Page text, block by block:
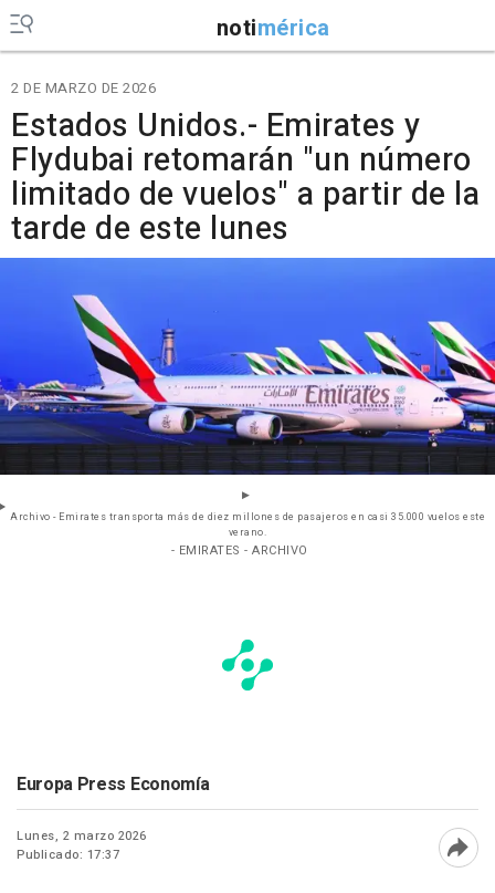
notimérica
2 DE MARZO DE 2026
Estados Unidos.- Emirates y
Flydubai retomarán "un número
limitado de vuelos" a partir de la
tarde de este lunes
Archivo - Emirates transporta más de diez millones de pasajeros en casi 35.000 vuelos este
verano.
- EMIRATES - ARCHIVO
Europa Press Economía
Lunes, 2 marzo 2026
Publicado: 17:37